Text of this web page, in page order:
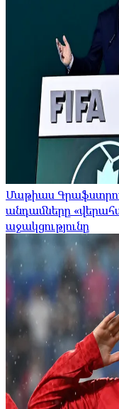
Մաթիաս
անդամները
աջակցությունը